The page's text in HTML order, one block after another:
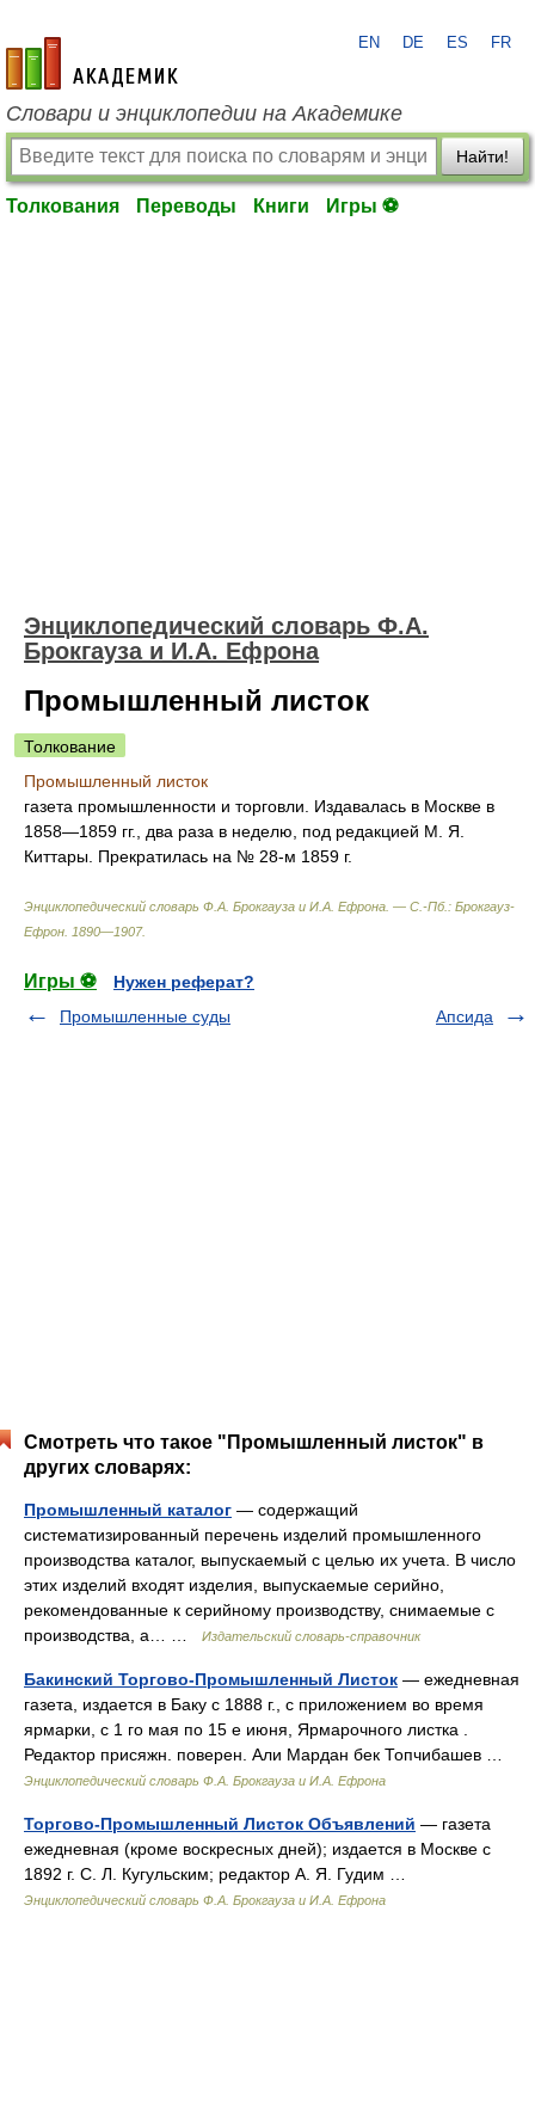
academic.ru
EN DE ES FR
Словари и энциклопедии на Академике
Найти!
Толкования Переводы Книги Игры ⚽
Энциклопедический словарь Ф.А.
Брокгауза и И.А. Ефрона
Промышленный листок
Толкование
Промышленный листок
газета промышленности и торговли. Издавалась в Москве в
1858—1859 гг., два раза в неделю, под редакцией М. Я.
Киттары. Прекратилась на № 28-м 1859 г.
Энциклопедический словарь Ф.А. Брокгауза и И.А. Ефрона. — С.-Пб.: Брокгауз-
Ефрон 1890—1907.
Игры ⚽
Нужен реферат?
Промышленные суды
Апсида
Смотреть что такое "Промышленный листок" в
других словарях:
Промышленный каталог — содержащий
систематизированный перечень изделий промышленного
производства каталог, выпускаемый с целью их учета. В число
этих изделий входят изделия, выпускаемые серийно,
рекомендованные к серийному производству, снимаемые с
производства, а… …
Издательский словарь-справочник
Бакинский Торгово-Промышленный Листок — ежедневная
газета, издается в Баку с 1888 г., с приложением во время
ярмарки, с 1 го мая по 15 е июня, Ярмарочного листка .
Редактор присяжн. поверен. Али Мардан бек Топчибашев …
Энциклопедический словарь Ф.А. Брокгауза и И.А. Ефрона
Торгово-Промышленный Листок Объявлений — газета
ежедневная (кроме воскресных дней); издается в Москве с
1892 г. С. Л. Кугульским; редактор А. Я. Гудим …
Энциклопедический словарь Ф.А. Брокгауза и И.А. Ефрона